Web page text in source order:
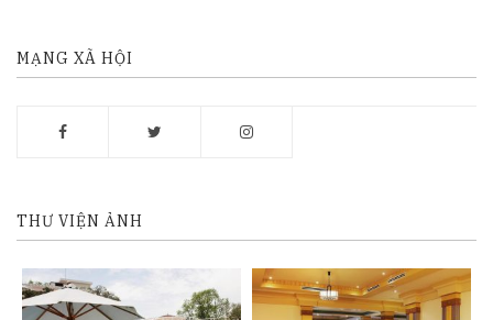
MẠNG XÃ HỘI
THƯ VIỆN ẢNH